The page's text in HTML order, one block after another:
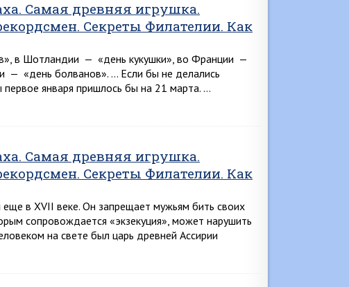
Самая древняя игрушка.
Секреты Филателии. Как
в Шотландии — «день кукушки», во Франции —
— «день болванов». … Если бы не делались
января пришлось бы на 21 марта. …
Самая древняя игрушка.
Секреты Филателии. Как
в XVII веке. Он запрещает мужьям бить своих
сопровождается «экзекуция», может нарушить
на свете был царь древней Ассирии